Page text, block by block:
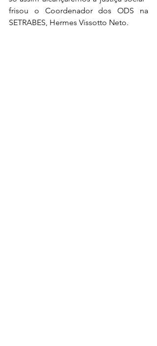
frisou o Coordenador dos ODS na
SETRABES, Hermes Vissotto Neto.